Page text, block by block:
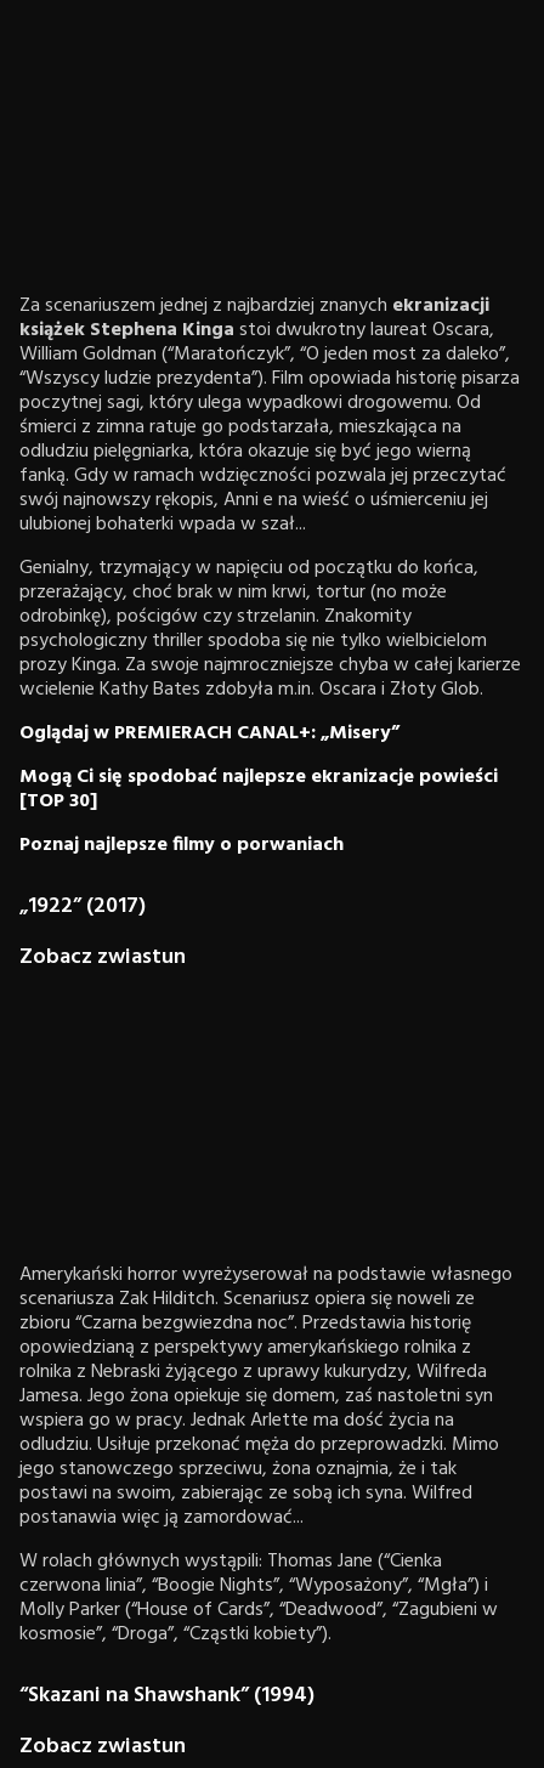
Za scenariuszem jednej z najbardziej znanych ekranizacji
książek Stephena Kingastoi dwukrotny laureat Oscara,
William Goldman (“Maratończyk”, “O jeden most za daleko”,
“Wszyscy ludzie prezydenta”). Film opowiada historię pisarza
poczytnej sagi, który ulega wypadkowi drogowemu. Od
śmierci z zimna ratuje go podstarzała, mieszkająca na
odludziu pielęgniarka, która okazuje się być jego wierną
fanką. Gdy w ramach wdzięczności pozwala jej przeczytać
swój najnowszy rękopis, Anni e na wieść o uśmierceniu jej
ulubionej bohaterki wpada w szał...
Genialny, trzymający w napięciu od początku do końca,
przerażający, choć brak w nim krwi, tortur (no może
odrobinkę), pościgów czy strzelanin. Znakomity
psychologiczny thriller spodoba się nie tylko wielbicielom
prozy Kinga. Za swoje najmroczniejsze chyba w całej karierze
wcielenie Kathy Bates zdobyła m.in. Oscara i Złoty Glob.
Oglądaj w PREMIERACH CANAL+: „Misery”
Mogą Ci się spodobać najlepsze ekranizacje powieści
[TOP 30]
Poznaj najlepsze filmy o porwaniach
„1922” (2017)
Zobacz zwiastun
Amerykański horror wyreżyserował na podstawie własnego
scenariusza Zak Hilditch. Scenariusz opiera się noweli ze
zbioru “Czarna bezgwiezdna noc”. Przedstawia historię
opowiedzianą z perspektywy amerykańskiego rolnika z
rolnika z Nebraski żyjącego z uprawy kukurydzy, Wilfreda
Jamesa. Jego żona opiekuje się domem, zaś nastoletni syn
wspiera go w pracy. Jednak Arlette ma dość życia na
odludziu. Usiłuje przekonać męża do przeprowadzki. Mimo
jego stanowczego sprzeciwu, żona oznajmia, że i tak
postawi na swoim, zabierając ze sobą ich syna. Wilfred
postanawia więc ją zamordować...
W rolach głównych wystąpili: Thomas Jane (“Cienka
czerwona linia”, “Boogie Nights”, “Wyposażony”, “Mgła”) i
Molly Parker (“House of Cards”, “Deadwood”, “Zagubieni w
kosmosie”, “Droga”, “Cząstki kobiety”).
“Skazani na Shawshank” (1994)
Zobacz zwiastun